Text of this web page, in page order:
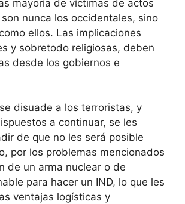
mayoría de víctimas de actos
nunca los occidentales, sino
ellos. Las implicaciones
y sobretodo religiosas, deben
desde los gobiernos e
disuade a los terroristas, y
a continuar, se les
de que no les será posible
por los problemas mencionados
de un arma nuclear o de
para hacer un IND, lo que les
ventajas logísticas y